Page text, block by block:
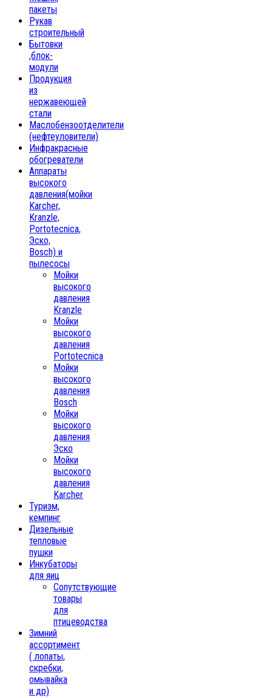
пакеты
Рукав
строительный
Бытовки
,блок-
модули
Продукция
из
нержавеющей
стали
Маслобензоотделители
(нефтеуловители)
Инфракрасные
обогреватели
Аппараты
высокого
давления(мойки
Karcher,
Kranzle,
Portotecnica,
Эско,
Bosch) и
пылесосы
Мойки
высокого
давления
Kranzle
Мойки
высокого
давления
Portotecnica
Мойки
высокого
давления
Bosch
Мойки
высокого
давления
Эско
Мойки
высокого
давления
Karcher
Туризм,
кемпинг
Дизельные
тепловые
пушки
Инкубаторы
для яиц
Сопутствующие
товары
для
птицеводства
Зимний
ассортимент
( лопаты,
скребки,
омывайка
и др)